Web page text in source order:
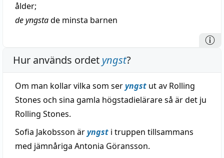
ålder;
de yngstade minsta barnen
Hur används ordet yngst?
Om man kollar vilka som seryngst ut av Rolling
Stones och sina gamla högstadielärare så är det ju
Rolling Stones.
Sofia Jakobsson äryngst i truppen tillsammans
med jämnåriga Antonia Göransson.